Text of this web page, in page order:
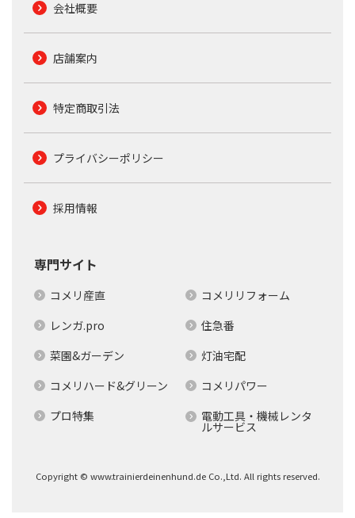
会社概要
店舗案内
特定商取引法
プライバシーポリシー
採用情報
専門サイト
コメリ産直
コメリリフォーム
レンガ.pro
住急番
菜園&ガーデン
灯油宅配
コメリハード&グリーン
コメリパワー
プロ特集
電動工具・機械レンタ
ルサービス
Copyright © www.trainierdeinenhund.de Co.,Ltd. All rights reserved.